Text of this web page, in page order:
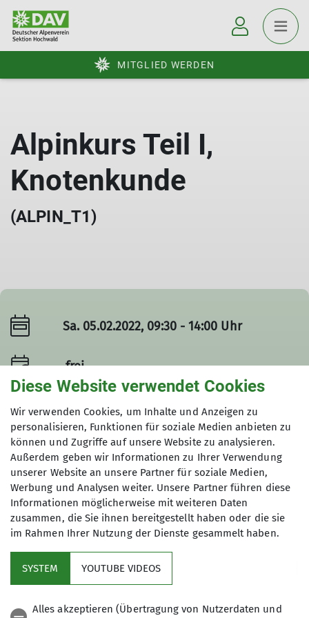
MITGLIED WERDEN
Alpinkurs Teil I,
Knotenkunde
(ALPIN_T1)
Sa. 05.02.2022, 09:30 - 14:00 Uhr
frei
Details
Termindetails
Sa. 05.02.2022, 09:30 - 14:00 Uhr
Diese Website verwendet Cookies
Wir verwenden Cookies, um Inhalte und Anzeigen zu
personalisieren, Funktionen für soziale Medien anbieten zu
können und Zugriffe auf unsere Website zu analysieren.
Außerdem geben wir Informationen zu Ihrer Verwendung
unserer Website an unsere Partner für soziale Medien,
Werbung und Analysen weiter. Unsere Partner führen diese
Informationen möglicherweise mit weiteren Daten
zusammen, die Sie ihnen bereitgestellt haben oder die sie
im Rahmen Ihrer Nutzung der Dienste gesammelt haben.
SYSTEM YOUTUBE VIDEOS
Alles akzeptieren (Übertragung von Nutzerdaten und